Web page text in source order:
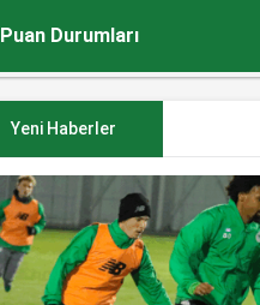
Puan Durumları
Yeni Haberler